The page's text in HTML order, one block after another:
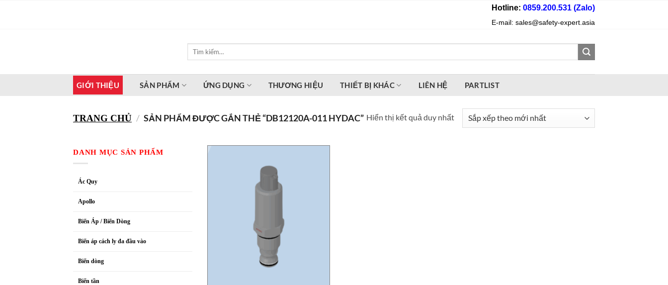
Hotline: 0859.200.531 (Zalo)
E-mail: sales@safety-expert.asia
GIỚI THIỆU SẢN PHẨM ỨNG DỤNG THƯƠNG HIỆU THIẾT BỊ KHÁC LIÊN HỆ PARTLIST
TRANG CHỦ / SẢN PHẨM ĐƯỢC GẮN THẺ “DB12120A-011 HYDAC” Hiển thị kết quả duy nhất
DANH MỤC SẢN PHẨM
Ác Quy
Apollo
Biến Áp / Biến Dòng
Biến áp cách ly đa đầu vào
Biến dòng
Biến tần